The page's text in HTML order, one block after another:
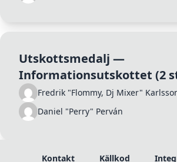
Utskottsmedalj —
Informationsutskottet (2
Fredrik "Flommy, Dj Mixer"
Daniel "Perry" Perván
Kontakt Källkod